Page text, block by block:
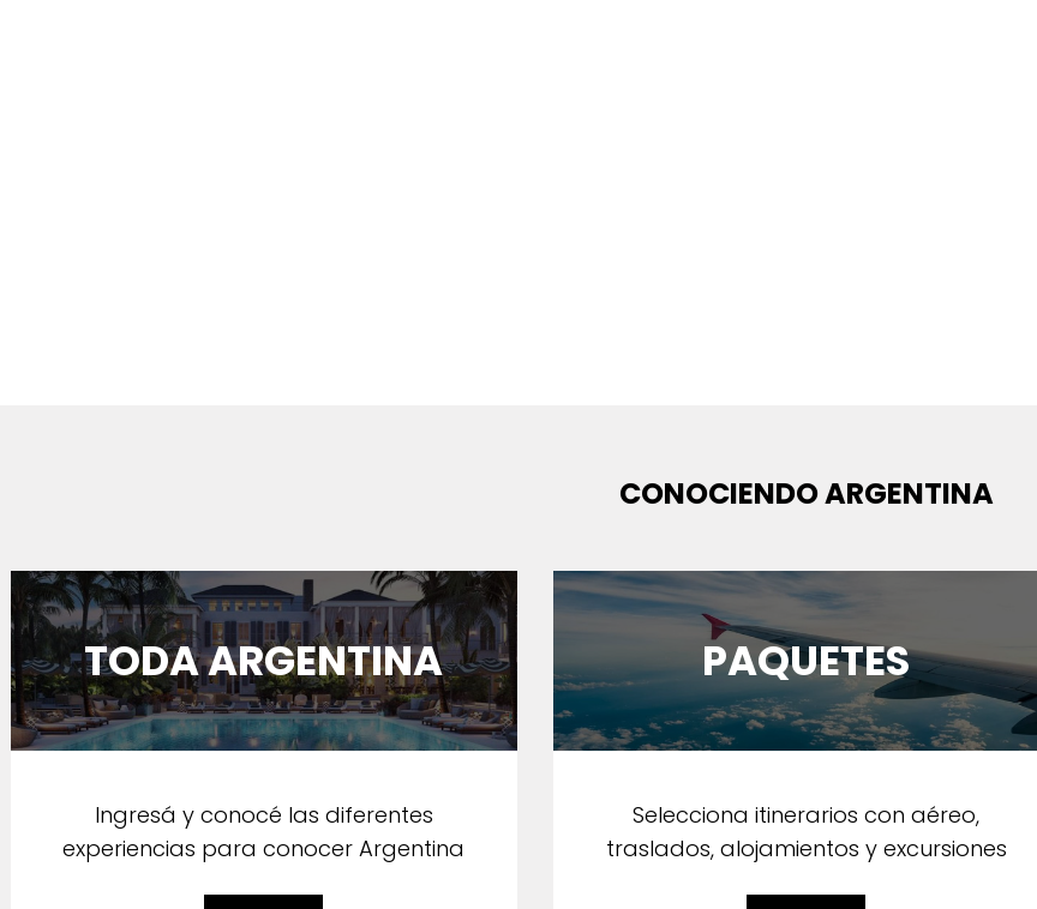
CONOCIENDO ARGENTINA
TODA ARGENTINA
Ingresá y conocé las diferentes
experiencias para conocer Argentina
PAQUETES
Selecciona itinerarios con aéreo,
traslados, alojamientos y excursiones